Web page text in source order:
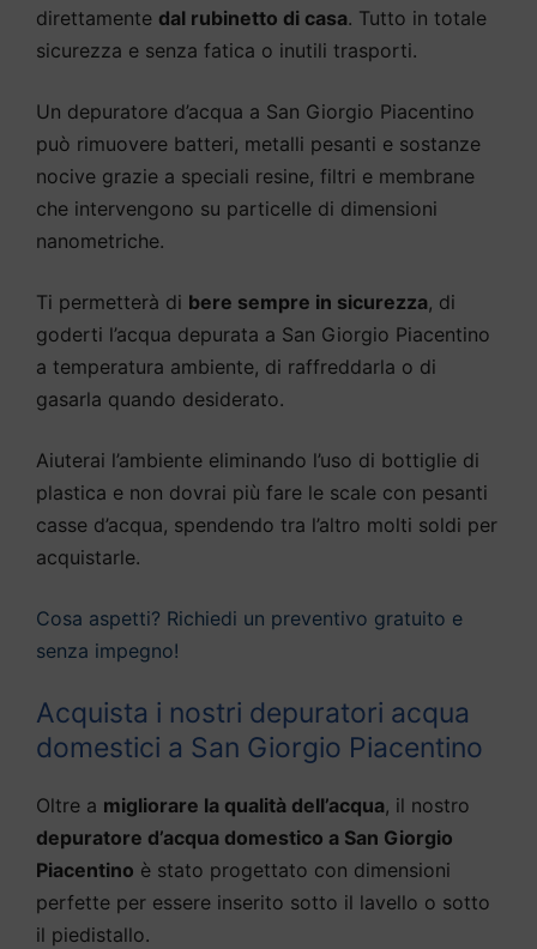
direttamente dal rubinetto di casa. Tutto in totale
sicurezza e senza fatica o inutili trasporti.
Un depuratore d’acqua a San Giorgio Piacentino
può rimuovere batteri, metalli pesanti e sostanze
nocive grazie a speciali resine, filtri e membrane
che intervengono su particelle di dimensioni
nanometriche.
Ti permetterà di bere sempre in sicurezza, di
goderti l’acqua depurata a San Giorgio Piacentino
a temperatura ambiente, di raffreddarla o di
gasarla quando desiderato.
Aiuterai l’ambiente eliminando l’uso di bottiglie di
plastica e non dovrai più fare le scale con pesanti
casse d’acqua, spendendo tra l’altro molti soldi per
acquistarle.
Cosa aspetti? Richiedi un preventivo gratuito e
senza impegno!
Acquista i nostri depuratori acqua
domestici a San Giorgio Piacentino
Oltre a migliorare la qualità dell’acqua, il nostro
depuratore d’acqua domestico a San Giorgio
Piacentino è stato progettato con dimensioni
perfette per essere inserito sotto il lavello o sotto
il piedistallo.